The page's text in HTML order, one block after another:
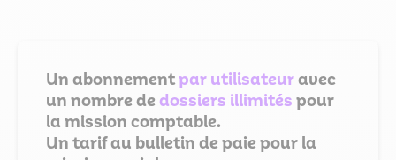
Un abonnementpar utilisateuravec
un nombre dedossiers illimitéspour
la mission comptable.
Un tarif au bulletin de paie pour la